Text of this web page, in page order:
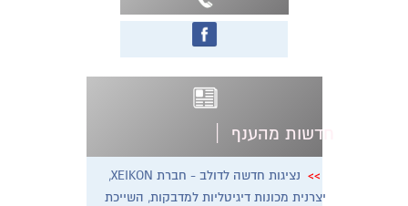
חדשות מהענף |
>>
נציגות חדשה לדולב - חברת XEIKON,
יצרנית מכונות דיגיטליות למדבקות, השייכת